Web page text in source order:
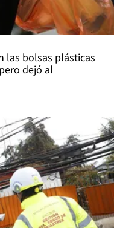
las bolsas plásticas
dejó al